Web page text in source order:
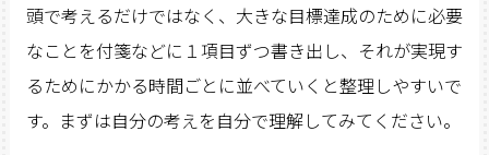
頭で考えるだけではなく、大きな目標達成のために必要
なことを付箋などに１項目ずつ書き出し、それが実現す
るためにかかる時間ごとに並べていくと整理しやすいで
す。まずは自分の考えを自分で理解してみてください。